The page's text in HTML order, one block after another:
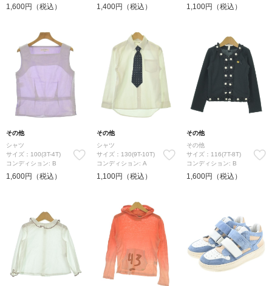
1,600円（税込） 1,400円（税込） 1,100円（税込）
その他
シャツ
サイズ：100(3T-4T)
コンディション: B
1,600円（税込）
その他
シャツ
サイズ：130(9T-10T)
コンディション: A
1,100円（税込）
その他
その他
サイズ：116(7T-8T)
コンディション: B
1,600円（税込）